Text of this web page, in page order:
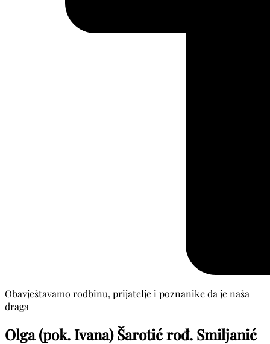
Obavještavamo rodbinu, prijatelje i poznanike da je naša
draga
Olga (pok. Ivana) Šarotić rođ. Smiljanić